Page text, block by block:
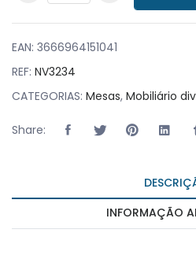
EAN: 3666964151041
REF: NV3234
CATEGORIAS: Mesas, Mobiliário
Share:
INFORMAÇÃO